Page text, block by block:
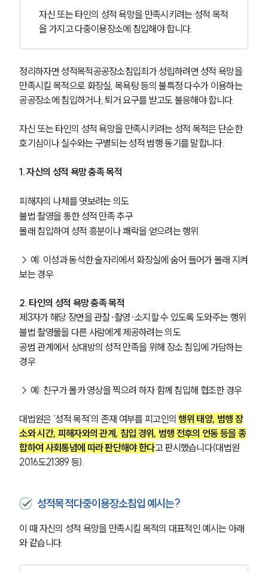
자신 또는 타인의 성적 욕망을 만족시키려는 성적 목적
을 가지고 다중이용장소에 침입해야 합니다.
정리하자면 성적목적공공장소침입죄가 성립하려면 성적 욕망을
만족시킬 목적으로 화장실, 목욕탕 등의 불특정 다수가 이용하는
공공장소에 침입하거나, 퇴거 요구를 받고도 불응해야 합니다.
자신 또는 타인의 성적 욕망을 만족시키려는 성적 목적은 단순한
호기심이나 실수와는 구별되는 성적 범행 동기를 말합니다.
1. 자신의 성적 욕망 충족 목적
피해자의 나체를 엿보려는 의도
불법 촬영을 통한 성적 만족 추구
몰래 침입하여 성적 흥분이나 쾌락을 얻으려는 행위
→ 예: 이성과 동석한 술자리에서 화장실에 숨어 들어가 몰래 지켜
보는 경우
2. 타인의 성적 욕망 충족 목적
제3자가 해당 장면을 관찰·촬영·소지할 수 있도록 도와주는 행위
불법 촬영물을 다른 사람에게 제공하려는 의도
공범 관계에서 상대방의 성적 만족을 위해 장소 침입에 가담하는
경우
→ 예: 친구가 몰카 영상을 찍으려 하자 함께 침입해 협조한 경우
대법원은 ‘성적 목적’의 존재 여부를 피고인의 행위 태양, 범행 장
소와 시간, 피해자와의 관계, 침입 경위, 범행 전후의 언동 등을 종
합하여 사회통념에 따라 판단해야 한다고 판시했습니다(대법원
2016도21389 등).
성적목적다중이용장소침입 예시는?
이 때 자신의 성적 욕망을 만족시킬 목적의 대표적인 예시는 아래
와 같습니다.